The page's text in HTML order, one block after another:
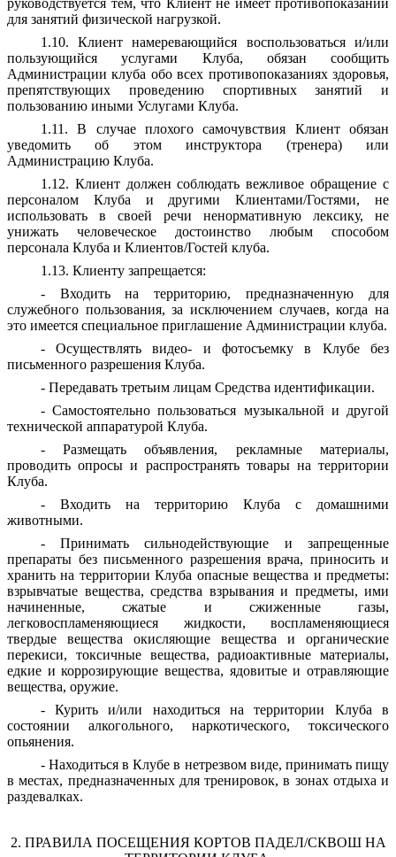
для занятий физической нагрузкой.
1.10. Клиент намеревающийся воспользоваться и/или
пользующийся услугами Клуба, обязан сообщить
Администрации клуба обо всех противопоказаниях здоровья,
препятствующих проведению спортивных занятий и
пользованию иными Услугами Клуба.
1.11. В случае плохого самочувствия Клиент обязан
уведомить об этом инструктора (тренера) или
Администрацию Клуба.
1.12. Клиент должен соблюдать вежливое обращение с
персоналом Клуба и другими Клиентами/Гостями, не
использовать в своей речи ненормативную лексику, не
унижать человеческое достоинство любым способом
персонала Клуба и Клиентов/Гостей клуба.
1.13. Клиенту запрещается:
- Входить на территорию, предназначенную для
служебного пользования, за исключением случаев, когда на
это имеется специальное приглашение Администрации клуба.
- Осуществлять видео- и фотосъемку в Клубе без
письменного разрешения Клуба.
- Передавать третьим лицам Средства идентификации.
- Самостоятельно пользоваться музыкальной и другой
технической аппаратурой Клуба.
- Размещать объявления, рекламные материалы,
проводить опросы и распространять товары на территории
Клуба.
- Входить на территорию Клуба с домашними
животными.
- Принимать сильнодействующие и запрещенные
препараты без письменного разрешения врача, приносить и
хранить на территории Клуба опасные вещества и предметы:
взрывчатые вещества, средства взрывания и предметы, ими
начиненные, сжатые и сжиженные газы,
легковоспламеняющиеся жидкости, воспламеняющиеся
твердые вещества окисляющие вещества и органические
перекиси, токсичные вещества, радиоактивные материалы,
едкие и коррозирующие вещества, ядовитые и отравляющие
вещества, оружие.
- Курить и/или находиться на территории Клуба в
состоянии алкогольного, наркотического, токсического
опьянения.
- Находиться в Клубе в нетрезвом виде, принимать пищу
в местах, предназначенных для тренировок, в зонах отдыха и
раздевалках.
2. ПРАВИЛА ПОСЕЩЕНИЯ КОРТОВ ПАДЕЛ/СКВОШ НА